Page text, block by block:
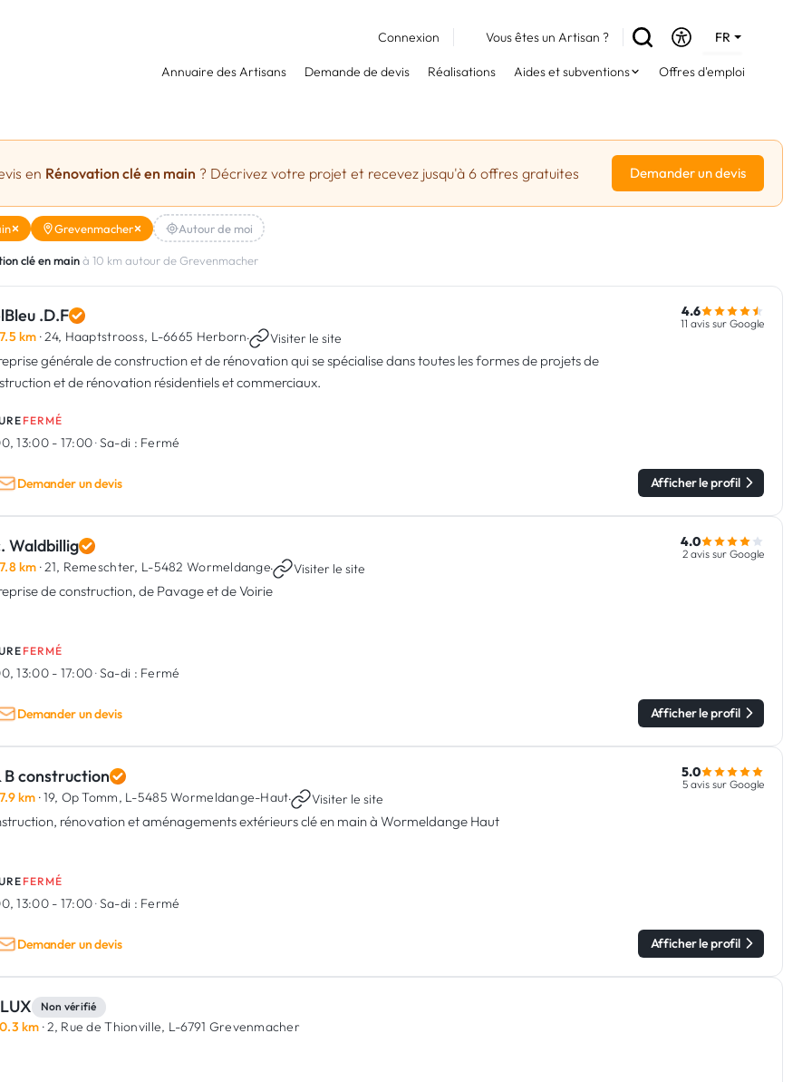
Connexion Vous êtes un Artisan ?
FR
Annuaire des Artisans Demande de devis Réalisations Aides et subventions Offres d'emploi
en Rénovation clé en main ? Décrivez votre projet et recevez jusqu'à 6 offres gratuites Demander un devis
Grevenmacher Autour de moi
clé en mainà 10 km autour de Grevenmacher
.D.F
7.5 km · 24, Haaptstrooss, L-6665 Herborn· Visiter le site
générale de construction et de rénovation qui se spécialise dans toutes les formes de projets de
et de rénovation résidentiels et commerciaux.
4.6
11 avis sur Google
FERMÉ
13:00 - 17:00·Sa-di : Fermé
Demander un devis Afficher le profil
Waldbillig
7.8 km · 21, Remeschter, L-5482 Wormeldange· Visiter le site
de construction, de Pavage et de Voirie
4.0
2 avis sur Google
FERMÉ
13:00 - 17:00·Sa-di : Fermé
Demander un devis Afficher le profil
B construction
7.9 km · 19, Op Tomm, L-5485 Wormeldange-Haut· Visiter le site
rénovation et aménagements extérieurs clé en main à Wormeldange Haut
5.0
5 avis sur Google
FERMÉ
13:00 - 17:00·Sa-di : Fermé
Demander un devis Afficher le profil
Non vérifié
0.3 km · 2, Rue de Thionville, L-6791 Grevenmacher